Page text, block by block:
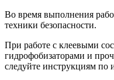
Во время выполнения
техники безопасности.
При работе с клеевыми
гидрофобизаторами и
следуйте инструкциям